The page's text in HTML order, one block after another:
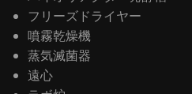
フリーズドライヤー
噴霧乾燥機
蒸気滅菌器
遠心